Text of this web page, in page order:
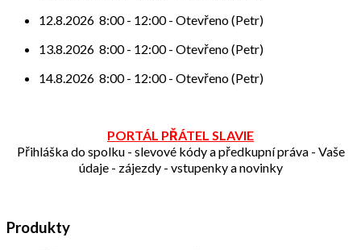
12.8.2026 8:00- 12:00- Otevřeno (Petr)
13.8.2026 8:00- 12:00- Otevřeno (Petr)
14.8.2026 8:00- 12:00- Otevřeno (Petr)
PORTÁL PŘÁTEL SLAVIE
Přihláška do spolku - slevové kódy a předkupní práva - Vaše
údaje - zájezdy - vstupenky a novinky
Produkty